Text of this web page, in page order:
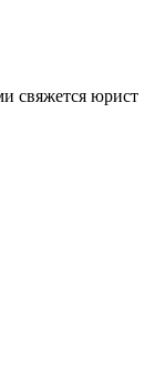
свяжется юрист